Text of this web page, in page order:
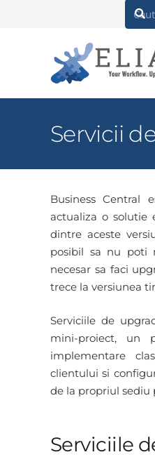
Servicii
Business Central
actualiza o solutie
dintre aceste
posibil sa nu poti
necesar sa faci
trece la versiunea
Serviciile de
mini-proiect, un
implementare
clientului si
de la propriul sediu
Serviciile